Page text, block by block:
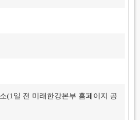
(1일 전 미래한강본부 홈페이지 공